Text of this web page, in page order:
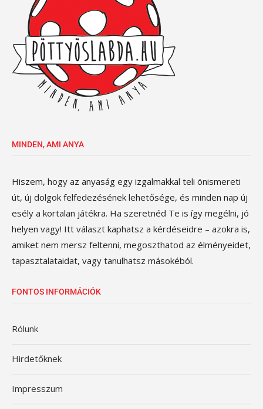
MINDEN, AMI ANYA
Hiszem, hogy az anyaság egy izgalmakkal teli önismereti
út, új dolgok felfedezésének lehetősége, és minden nap új
esély a kortalan játékra. Ha szeretnéd Te is így megélni, jó
helyen vagy! Itt választ kaphatsz a kérdéseidre – azokra is,
amiket nem mersz feltenni, megoszthatod az élményeidet,
tapasztalataidat, vagy tanulhatsz másokéból.
FONTOS INFORMÁCIÓK
Rólunk
Hirdetőknek
Impresszum